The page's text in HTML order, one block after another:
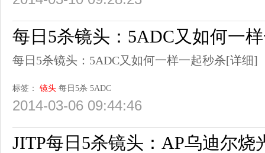
每日5杀镜头：5ADC又如何一
每日5杀镜头：5ADC又如何一样一起秒杀[详细]
标签： 镜头 每日5杀 5ADC
2014-03-06 09:44:46
JITP每日5杀镜头：AP乌迪尔烧